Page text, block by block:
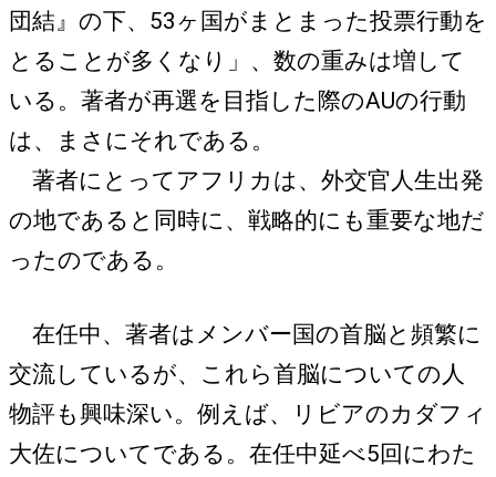
団結』の下、53ヶ国がまとまった投票行動を
とることが多くなり」、数の重みは増して
いる。著者が再選を目指した際のAUの行動
は、まさにそれである。
著者にとってアフリカは、外交官人生出発
の地であると同時に、戦略的にも重要な地だ
ったのである。
在任中、著者はメンバー国の首脳と頻繁に
交流しているが、これら首脳についての人
物評も興味深い。例えば、リビアのカダフィ
大佐についてである。在任中延べ5回にわた